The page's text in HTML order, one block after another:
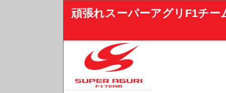
頑張れスーパーアグリF1チー